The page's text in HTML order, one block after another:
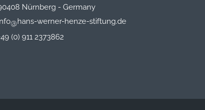
Nürnberg - Germany
@hans-werner-henze-stiftung.de
(0) 911 2373862